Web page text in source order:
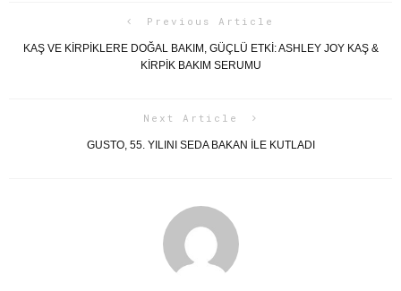
Previous Article
KAŞ VE KİRPİKLERE DOĞAL BAKIM, GÜÇLÜ ETKİ: ASHLEY JOY KAŞ &
KİRPİK BAKIM SERUMU
Next Article
GUSTO, 55. YILINI SEDA BAKAN İLE KUTLADI